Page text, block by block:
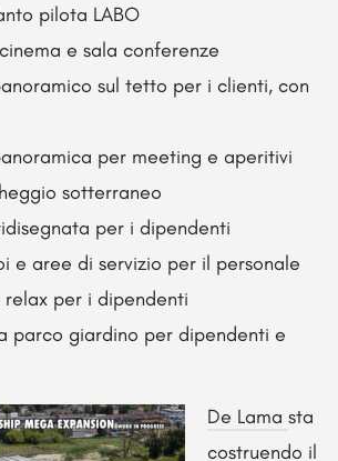
pilota LABO
e sala conferenze
sul tetto per i clienti, con
per meeting e aperitivi
sotterraneo
per i dipendenti
e aree di servizio per il personale
relax per i dipendenti
parco giardino per dipendenti e
De Lama sta
costruendo il